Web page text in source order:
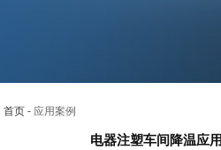
首页- 应用案例
电器注塑车间降温应